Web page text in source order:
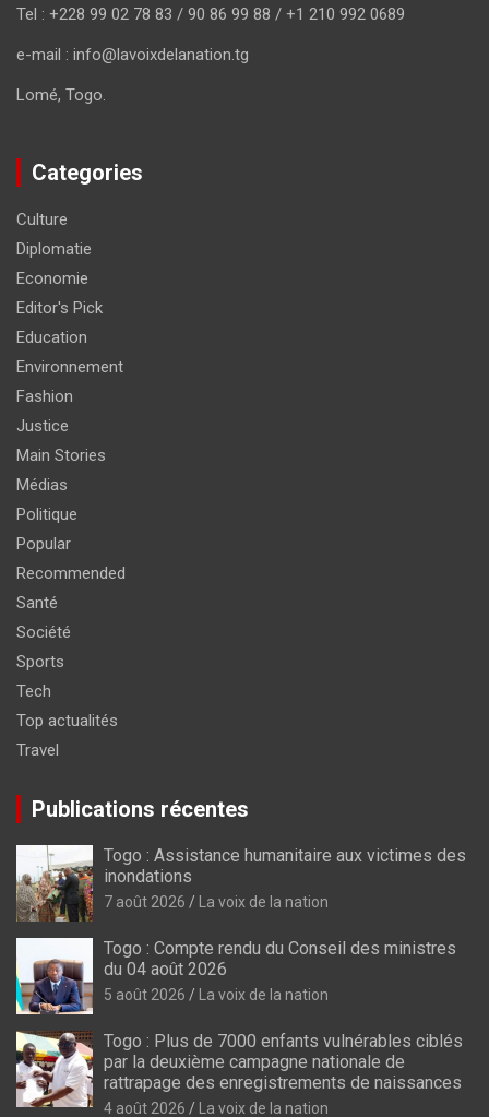
Tel : +228 99 02 78 83 / 90 86 99 88 / +1 210 992 0689
e-mail : info@lavoixdelanation.tg
Lomé, Togo.
Categories
Culture
Diplomatie
Economie
Editor's Pick
Education
Environnement
Fashion
Justice
Main Stories
Médias
Politique
Popular
Recommended
Santé
Société
Sports
Tech
Top actualités
Travel
Publications récentes
Togo : Assistance humanitaire aux victimes des
inondations
7 août 2026 La voix de la nation
Togo : Compte rendu du Conseil des ministres
du 04 août 2026
5 août 2026 La voix de la nation
Togo : Plus de 7000 enfants vulnérables ciblés
par la deuxième campagne nationale de
rattrapage des enregistrements de naissances
4 août 2026 La voix de la nation